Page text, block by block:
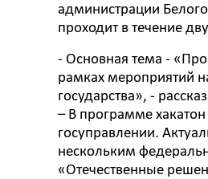
администрации
проходит в течение
- Основная тема -
рамках мероприятий
государства», -
– В программе
госуправлении.
нескольким
«Отечественные